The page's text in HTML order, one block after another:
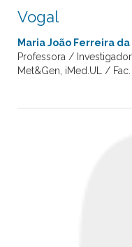
Vogal
Maria João Ferreira da
Professora /
Met&Gen, iMed.UL /